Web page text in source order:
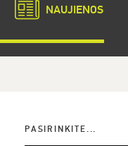
NAUJIENOS
PASIRINKITE...